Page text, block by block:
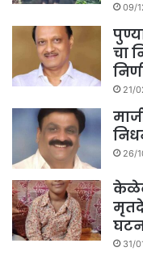
09/
चा
21/
26/
31/